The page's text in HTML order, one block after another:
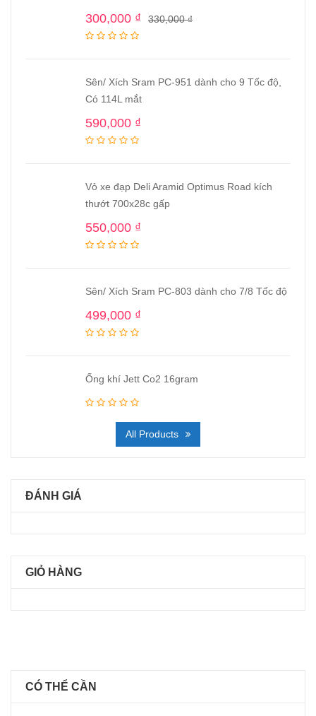
330,000₫
300,000 ₫
Sên/ Xích Sram PC-951 dành cho 9 Tốc độ,
Có 114L mắt
590,000 ₫
Vỏ xe đạp Deli Aramid Optimus Road kích
thướt 700x28c gấp
550,000 ₫
Sên/ Xích Sram PC-803 dành cho 7/8 Tốc độ
499,000 ₫
Ống khí Jett Co2 16gram
All Products
ĐÁNH GIÁ
GIỎ HÀNG
CÓ THỂ CẦN